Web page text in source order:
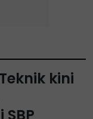
kini